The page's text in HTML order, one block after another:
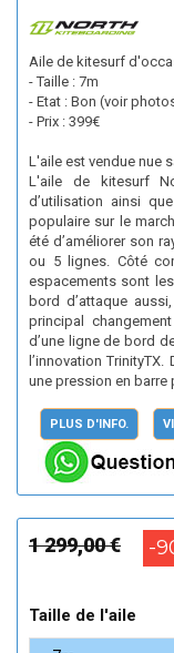
Aile de kitesurf
- Taille : 7m
- Etat : Bon (voir
- Prix : 399€
L'aile est vendue nue
L'aile de kitesurf
d’utilisation ainsi
populaire sur le
été d’améliorer son
ou 5 lignes. Côté
espacements sont
bord d’attaque
principal
d’une ligne de bord
l’innovation
une pression en barre
PLUS D'INFO.
1 299,00 € -
Taille de l'aile